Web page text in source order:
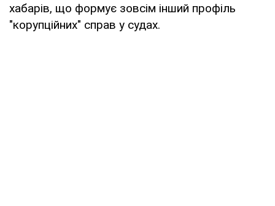
хабарів, що формує зовсім інший профіль
"корупційних" справ у судах.